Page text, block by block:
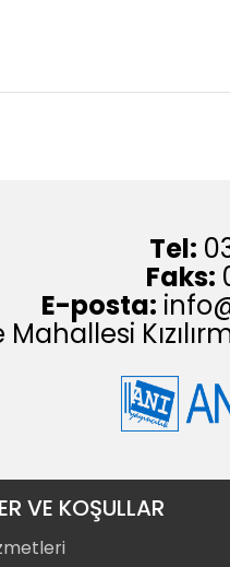
Tel:
Faks:
E-posta:
Mahallesi
VE KOŞULLAR